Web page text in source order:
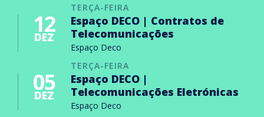
TERÇA-FEIRA
12
DEZ
Espaço DECO | Contratos de
Telecomunicações
Espaço Deco
TERÇA-FEIRA
05
DEZ
Espaço DECO |
Telecomunicações Eletrónicas
Espaço Deco